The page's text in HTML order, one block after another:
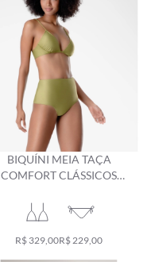
BIQUÍNI MEIA TAÇA
COMFORT CLÁSSICOS
R$ 329,00R$ 229,00